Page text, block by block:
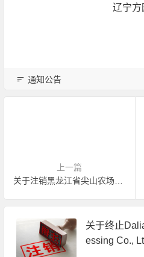
辽宁方园有机食
2018年11
通知公告
上一篇
关于注销黑龙江省尖山农场有机产品认证证书的公告
关于终止
essing Co.,